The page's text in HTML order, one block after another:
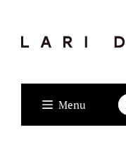
Menu